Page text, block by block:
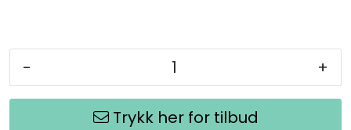
- +
Trykk her for tilbud
Outlet